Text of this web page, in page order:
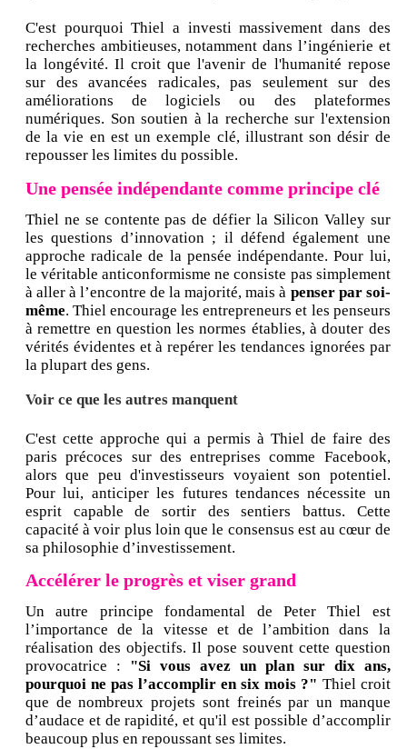
C'est pourquoi Thiel a investi massivement dans des
recherches ambitieuses, notamment dans l’ingénierie et
la longévité. Il croit que l'avenir de l'humanité repose
sur des avancées radicales, pas seulement sur des
améliorations de logiciels ou des plateformes
numériques. Son soutien à la recherche sur l'extension
de la vie en est un exemple clé, illustrant son désir de
repousser les limites du possible.
Une pensée indépendante comme principe clé
Thiel ne se contente pas de défier la Silicon Valley sur
les questions d’innovation ; il défend également une
approche radicale de la pensée indépendante. Pour lui,
le véritable anticonformisme ne consiste pas simplement
à aller à l’encontre de la majorité, mais à penser par soi-
même. Thiel encourage les entrepreneurs et les penseurs
à remettre en question les normes établies, à douter des
vérités évidentes et à repérer les tendances ignorées par
la plupart des gens.
Voir ce que les autres manquent
C'est cette approche qui a permis à Thiel de faire des
paris précoces sur des entreprises comme Facebook,
alors que peu d'investisseurs voyaient son potentiel.
Pour lui, anticiper les futures tendances nécessite un
esprit capable de sortir des sentiers battus. Cette
capacité à voir plus loin que le consensus est au cœur de
sa philosophie d’investissement.
Accélérer le progrès et viser grand
Un autre principe fondamental de Peter Thiel est
l’importance de la vitesse et de l’ambition dans la
réalisation des objectifs. Il pose souvent cette question
provocatrice :
"Si vous avez un plan sur dix ans,
pourquoi ne pas l’accomplir en six mois ?" Thiel croit
que de nombreux projets sont freinés par un manque
d’audace et de rapidité, et qu'il est possible d’accomplir
beaucoup plus en repoussant ses limites.